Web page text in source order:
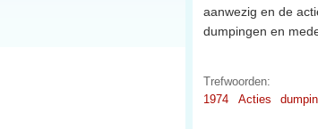
aanwezig en de
dumpingen en
Trefwoorden:
1974
Acties